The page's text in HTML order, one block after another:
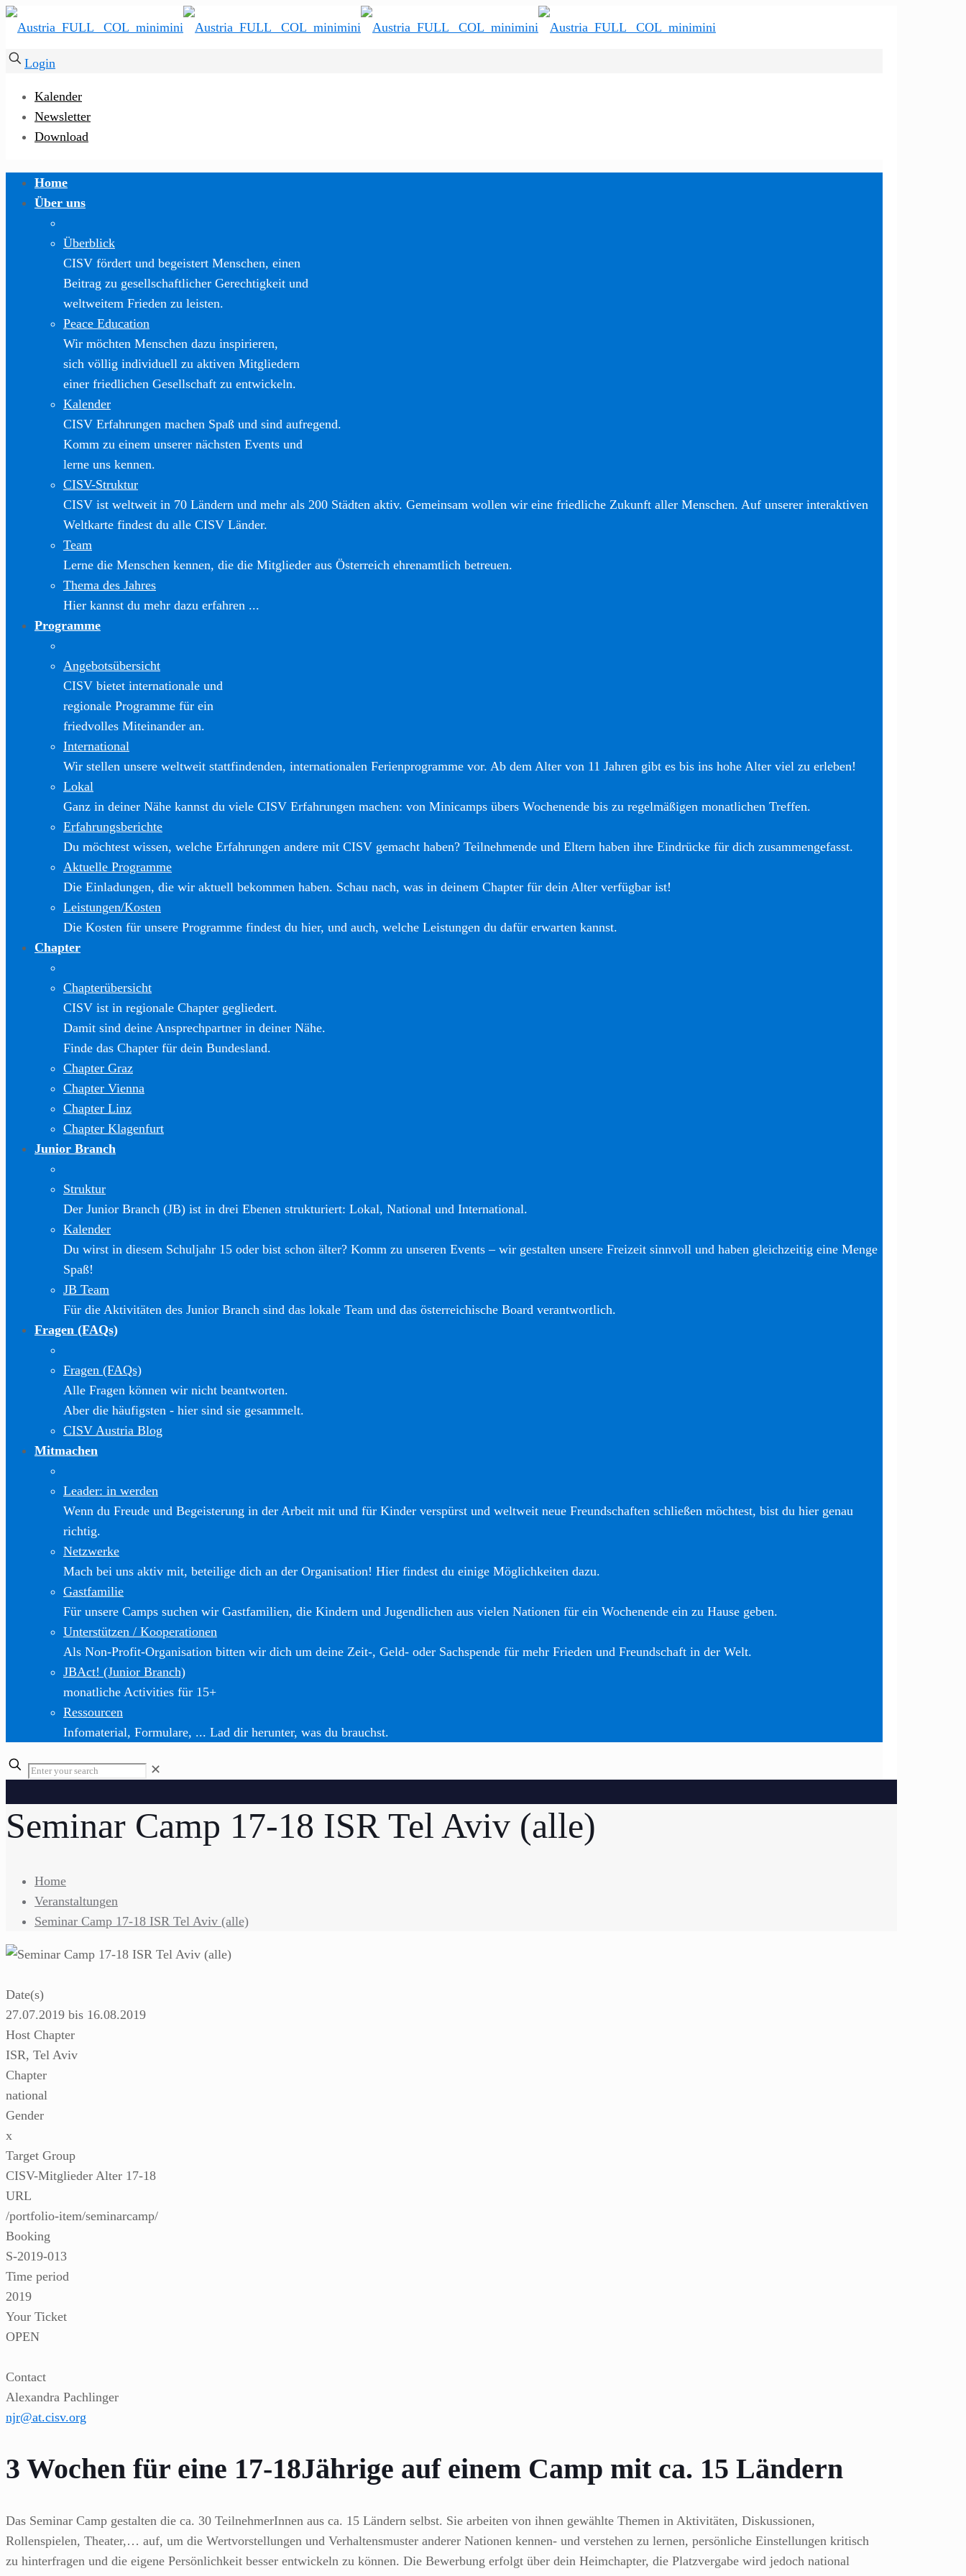
Login
Kalender
Newsletter
Download
Home
Über uns
Überblick
CISV fördert und begeistert Menschen, einen
Beitrag zu gesellschaftlicher Gerechtigkeit und
weltweitem Frieden zu leisten.
Peace Education
Wir möchten Menschen dazu inspirieren,
sich völlig individuell zu aktiven Mitgliedern
einer friedlichen Gesellschaft zu entwickeln.
Kalender
CISV Erfahrungen machen Spaß und sind aufregend.
Komm zu einem unserer nächsten Events und
lerne uns kennen.
CISV-Struktur
CISV ist weltweit in 70 Ländern und mehr als 200 Städten aktiv. Gemeinsam wollen wir eine friedliche Zukunft aller Menschen. Auf unserer interaktiven
Weltkarte findest du alle CISV Länder.
Team
Lerne die Menschen kennen, die die Mitglieder aus Österreich ehrenamtlich betreuen.
Thema des Jahres
Hier kannst du mehr dazu erfahren ...
Programme
Angebotsübersicht
CISV bietet internationale und
regionale Programme für ein
friedvolles Miteinander an.
International
Wir stellen unsere weltweit stattfindenden, internationalen Ferienprogramme vor. Ab dem Alter von 11 Jahren gibt es bis ins hohe Alter viel zu erleben!
Lokal
Ganz in deiner Nähe kannst du viele CISV Erfahrungen machen: von Minicamps übers Wochenende bis zu regelmäßigen monatlichen Treffen.
Erfahrungsberichte
Du möchtest wissen, welche Erfahrungen andere mit CISV gemacht haben? Teilnehmende und Eltern haben ihre Eindrücke für dich zusammengefasst.
Aktuelle Programme
Die Einladungen, die wir aktuell bekommen haben. Schau nach, was in deinem Chapter für dein Alter verfügbar ist!
Leistungen/Kosten
Die Kosten für unsere Programme findest du hier, und auch, welche Leistungen du dafür erwarten kannst.
Chapter
Chapterübersicht
CISV ist in regionale Chapter gegliedert.
Damit sind deine Ansprechpartner in deiner Nähe.
Finde das Chapter für dein Bundesland.
Chapter Graz
Chapter Vienna
Chapter Linz
Chapter Klagenfurt
Junior Branch
Struktur
Der Junior Branch (JB) ist in drei Ebenen strukturiert: Lokal, National und International.
Kalender
Du wirst in diesem Schuljahr 15 oder bist schon älter? Komm zu unseren Events – wir gestalten unsere Freizeit sinnvoll und haben gleichzeitig eine Menge
Spaß!
JB Team
Für die Aktivitäten des Junior Branch sind das lokale Team und das österreichische Board verantwortlich.
Fragen (FAQs)
Fragen (FAQs)
Alle Fragen können wir nicht beantworten.
Aber die häufigsten - hier sind sie gesammelt.
CISV Austria Blog
Mitmachen
Leader: in werden
Wenn du Freude und Begeisterung in der Arbeit mit und für Kinder verspürst und weltweit neue Freundschaften schließen möchtest, bist du hier genau
richtig.
Netzwerke
Mach bei uns aktiv mit, beteilige dich an der Organisation! Hier findest du einige Möglichkeiten dazu.
Gastfamilie
Für unsere Camps suchen wir Gastfamilien, die Kindern und Jugendlichen aus vielen Nationen für ein Wochenende ein zu Hause geben.
Unterstützen / Kooperationen
Als Non-Profit-Organisation bitten wir dich um deine Zeit-, Geld- oder Sachspende für mehr Frieden und Freundschaft in der Welt.
JBAct! (Junior Branch)
monatliche Activities für 15+
Ressourcen
Infomaterial, Formulare, ... Lad dir herunter, was du brauchst.
✕
Seminar Camp 17-18 ISR Tel Aviv (alle)
Home
Veranstaltungen
Seminar Camp 17-18 ISR Tel Aviv (alle)
Date(s)
27.07.2019 bis 16.08.2019
Host Chapter
ISR, Tel Aviv
Chapter
national
Gender
x
Target Group
CISV-Mitglieder Alter 17-18
URL
/portfolio-item/seminarcamp/
Booking
S-2019-013
Time period
2019
Your Ticket
OPEN
Contact
Alexandra Pachlinger
njr@at.cisv.org
3 Wochen für eine 17-18Jährige auf einem Camp mit ca. 15 Ländern
Das Seminar Camp gestalten die ca. 30 TeilnehmerInnen aus ca. 15 Ländern selbst. Sie arbeiten von ihnen gewählte Themen in Aktivitäten, Diskussionen,
Rollenspielen, Theater,… auf, um die Wertvorstellungen und Verhaltensmuster anderer Nationen kennen- und verstehen zu lernen, persönliche Einstellungen kritisch
zu hinterfragen und die eigene Persönlichkeit besser entwickeln zu können. Die Bewerbung erfolgt über dein Heimchapter, die Platzvergabe wird jedoch national